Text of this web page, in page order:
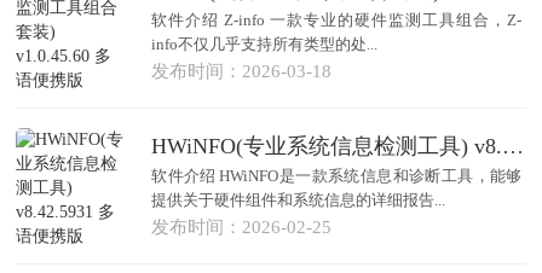
软件介绍 Z-info 一款专业的硬件监测工具组合，Z-
info不仅几乎支持所有类型的处...
发布时间：2026-03-18
HWiNFO(专业系统信息检测工具) v8.42.5931 多语便携版
软件介绍 HWiNFO是一款系统信息和诊断工具，能够
提供关于硬件组件和系统信息的详细报告...
发布时间：2026-02-25